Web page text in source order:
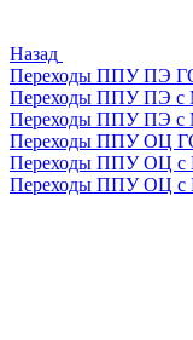
Назад
Переходы ППУ ПЭ
Переходы ППУ ПЭ с
Переходы ППУ ПЭ с
Переходы ППУ ОЦ
Переходы ППУ ОЦ с
Переходы ППУ ОЦ с